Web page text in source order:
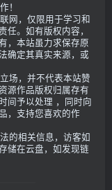
！
网，仅限用于学习和
。如有版权内容，
，本站虽力求保存原
确定其真实来源，或
场，并不代表本站赞
源作品版权归属存有
间予以处理 ，同时向
，支持您喜欢的作
的相关信息，访客如
储在云盘，如发现链